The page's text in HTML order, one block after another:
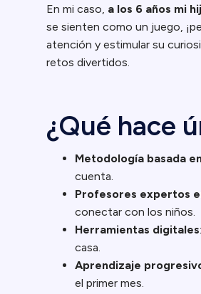
En mi caso, a los 6 años mi
se sienten como un juego,
atención y estimular su
retos divertidos.
¿Qué hace
Metodología basada
cuenta.
Profesores expertos
conectar con los niños.
Herramientas digitales
casa.
Aprendizaje
el primer mes.